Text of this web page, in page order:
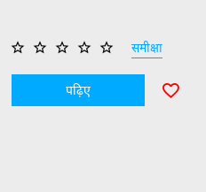
समीक्षा
पढ़िए